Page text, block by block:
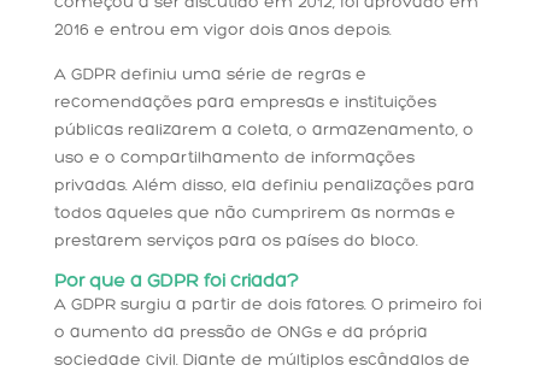
2016 e entrou em vigor dois anos depois.
A GDPR definiu uma série de regras e
recomendações para empresas e instituições
públicas realizarem a coleta, o armazenamento, o
uso e o compartilhamento de informações
privadas. Além disso, ela definiu penalizações para
todos aqueles que não cumprirem as normas e
prestarem serviços para os países do bloco.
Por que a GDPR foi criada?
A GDPR surgiu a partir de dois fatores. O primeiro foi
o aumento da pressão de ONGs e da própria
sociedade civil. Diante de múltiplos escândalos de